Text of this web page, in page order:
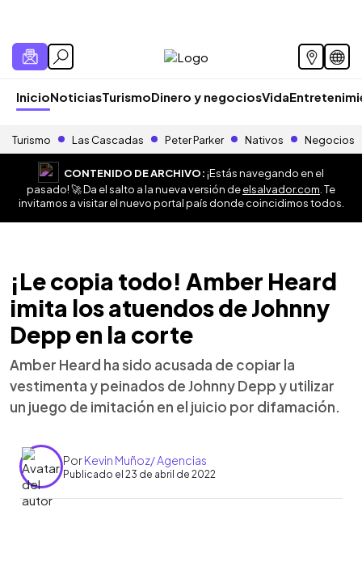
InicioNoticiasTurismoDinero y negociosVida
Turismo Las Cascadas Peter Parker Nativos Negocios
CONTENIDO DE ARCHIVO:¡Estás navegando en el
pasado! 🚀 Da el salto a la nueva versión deelsalvador.com . Te
invitamos a visitar el nuevo portal país donde coincidimos todos.
¡Le copia todo! Amber Heard
imita los atuendos de Johnny
Depp en la corte
Amber Heard ha sido acusada de copiar la
vestimenta y peinados de Johnny Depp y utilizar
un juego de imitación en el juicio por difamación.
PorKevin Muñoz/ Agencias
Publicado el 23 de abril de 2022